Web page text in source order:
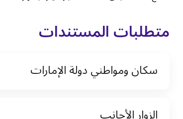
متطلبات المستندات
سكان ومواطني دولة الإمارات